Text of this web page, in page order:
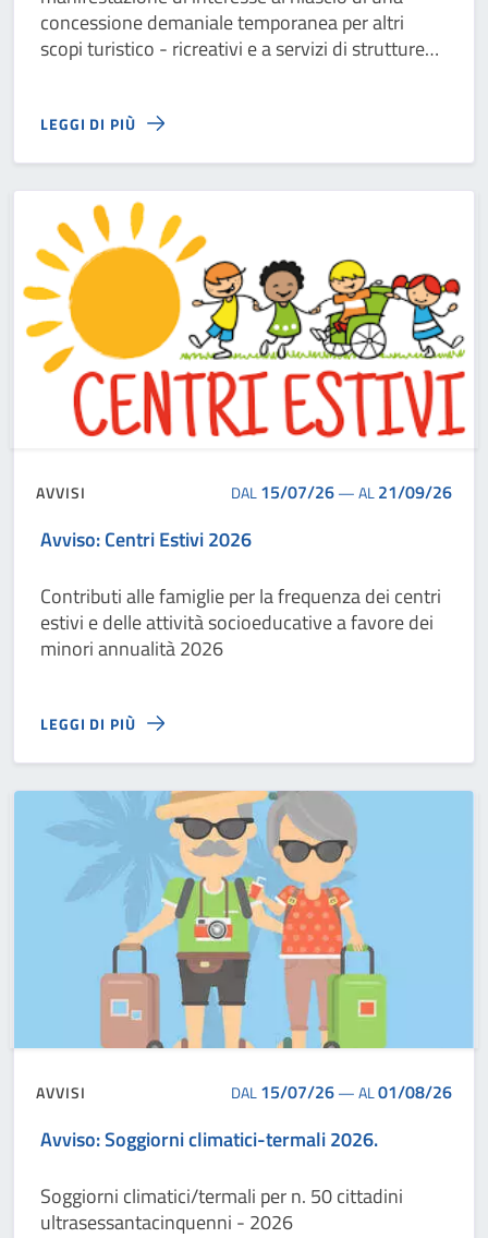
concessione demaniale temporanea per altri
scopi turistico - ricreativi e a servizi di strutture
Bevagna
LEGGI DI PIÙ
AVVISI DAL15/07/26—AL21/09/26
Avviso: Centri Estivi 2026
Contributi alle famiglie per la frequenza dei centri
estivi e delle attività socioeducative a favore dei
minori annualità 2026
LEGGI DI PIÙ
AVVISI DAL15/07/26—AL01/08/26
Avviso: Soggiorni climatici-termali 2026.
Soggiorni climatici/termali per n. 50 cittadini
ultrasessantacinquenni - 2026